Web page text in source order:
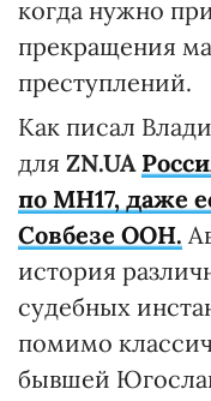
когда нужно
прекращения
преступлений.
Как писал
для ZN.UA
по MH17, даже
Совбезе ООН.
история
судебных
помимо
бывшей